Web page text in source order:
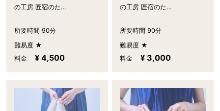
の工房 匠宿のた…
所要時間 90分
難易度 ★
料金
¥ 4,500
の工房 匠宿のた…
所要時間 90分
難易度 ★
料金
¥ 3,000